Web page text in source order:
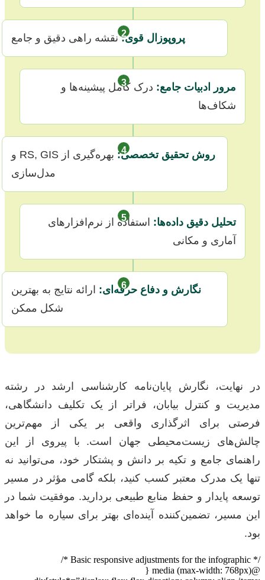
2
پروپوزال قوی:نقشه راهی دقیق و جامع
3 مرور ادبیات جامع: درک کامل پیشینه‌ها و
شکاف‌ها
4
روش تحقیق تخصصی:
بهره‌گیری از RS, GIS و
مدل‌سازی
5 تحلیل دقیق داده‌ها: استفاده از نرم‌افزارهای
آماری و مکانی
6
نگارش و دفاع حرفه‌ای: ارائه نتایج به بهترین
شکل ممکن
در نهایت، نگارش پایان‌نامه کارشناسی ارشد در رشته
مدیریت و کنترل بیابان، فراتر از یک تکلیف دانشگاهی،
فرصتی برای اثرگذاری واقعی بر یکی از مهم‌ترین
چالش‌های زیست‌محیطی جهان است. با پیروی از این
راهنمای جامع و تکیه بر دانش و پشتکار خود، می‌توانید نه
تنها یک مدرک معتبر کسب کنید، بلکه گامی مؤثر در مسیر
توسعه پایدار و حفظ منابع طبیعی بردارید. موفقیت شما در
این مسیر، تضمین‌کننده آینده‌ای بهتر برای سیاره ما خواهد
بود.
/* Basic responsive adjustments for the infographic */
@media (max-width: 768px) {